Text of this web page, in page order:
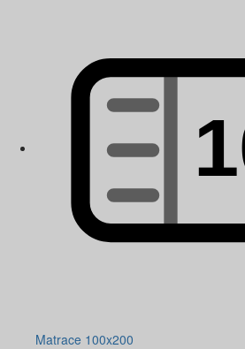
Matrace 100x200